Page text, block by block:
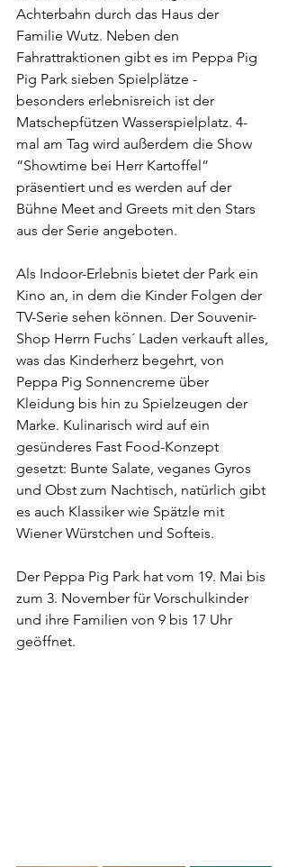
Achterbahn durch das Haus der
Familie Wutz. Neben den
Fahrattraktionen gibt es im Peppa Pig
Pig Park sieben Spielplätze -
besonders erlebnisreich ist der
Matschepfützen Wasserspielplatz. 4-
mal am Tag wird außerdem die Show
“Showtime bei Herr Kartoffel”
präsentiert und es werden auf der
Bühne Meet and Greets mit den Stars
aus der Serie angeboten.
Als Indoor-Erlebnis bietet der Park ein
Kino an, in dem die Kinder Folgen der
TV-Serie sehen können. Der Souvenir-
Shop Herrn Fuchs´ Laden verkauft alles,
was das Kinderherz begehrt, von
Peppa Pig Sonnencreme über
Kleidung bis hin zu Spielzeugen der
Marke. Kulinarisch wird auf ein
gesünderes Fast Food-Konzept
gesetzt: Bunte Salate, veganes Gyros
und Obst zum Nachtisch, natürlich gibt
es auch Klassiker wie Spätzle mit
Wiener Würstchen und Softeis.
Der Peppa Pig Park hat vom 19. Mai bis
zum 3. November für Vorschulkinder
und ihre Familien von 9 bis 17 Uhr
geöffnet.